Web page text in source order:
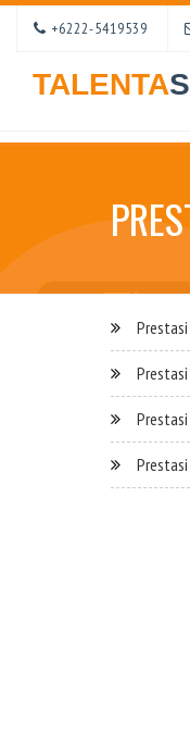
+6222-5419539
TALENTA
Prestasi
Prestasi
Prestasi